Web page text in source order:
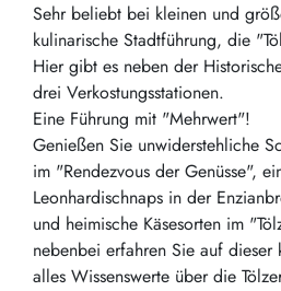
Sehr beliebt bei kleinen und
kulinarische Stadtführung, die
Hier gibt es neben der
drei Verkostungsstationen.
Eine Führung mit "Mehrwert"!
Genießen Sie unwiderstehliche
im "Rendezvous der Genüsse",
Leonhardischnaps in der
und heimische Käsesorten im
nebenbei erfahren Sie auf dieser
alles Wissenswerte über die